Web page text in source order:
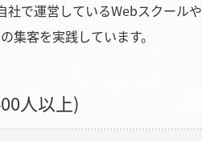
で運営しているWebスクールや
集客を実践しています。
人以上)